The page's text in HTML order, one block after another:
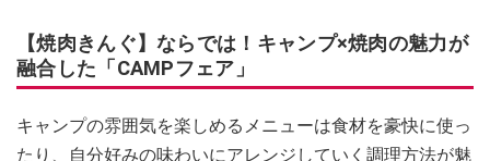
【焼肉きんぐ】ならでは！キャンプ×焼肉の魅力が
融合した「CAMPフェア」
キャンプの雰囲気を楽しめるメニューは食材を豪快に使っ
たり、自分好みの味わいにアレンジしていく調理方法が魅